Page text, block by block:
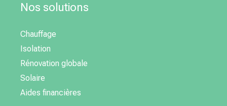
Nos solutions
Chauffage
Isolation
Rénovation globale
Solaire
Aides financières